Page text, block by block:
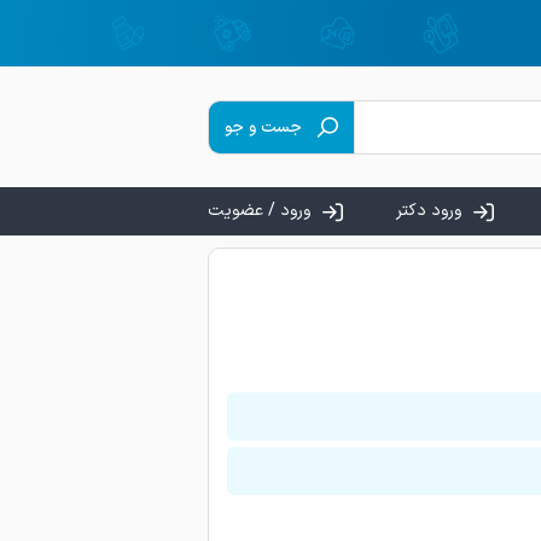
پزشک ثبت شده در
جست و جو
ورود دکتر ورود / عضویت